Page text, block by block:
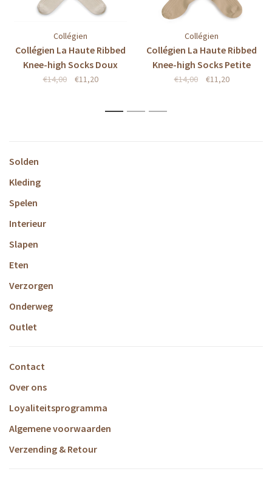
Collégien
Collégien La Haute Ribbed
Knee-high Socks Doux
Agneaux
€14,00 €11,20
Collégien
Collégien La Haute Ribbed
Knee-high Socks Petite
Taupe
€14,00 €11,20
1 2 3
Solden
Kleding
Spelen
Interieur
Slapen
Eten
Verzorgen
Onderweg
Outlet
Contact
Over ons
Loyaliteitsprogramma
Algemene voorwaarden
Verzending & Retour